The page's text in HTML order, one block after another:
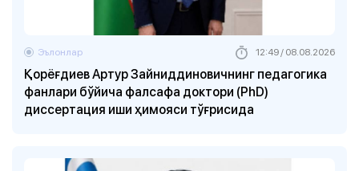
Қорёғдиев Aртур Зайниддиновичнинг педагогика
фанлари бўйича фалсафа доктори (PhD)
диссертация иши ҳимояси тўғрисида
Эълонлар 12:49 / 08.08.2026